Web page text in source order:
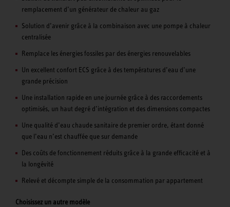
remplacement d’un générateur de chaleur au gaz
Solution d’avenir grâce à la combinaison avec une pompe à chaleur
centralisée
Remplace les énergies fossiles par des énergies renouvelables
Un excellent confort ECS grâce à des températures d’eau d’une
grande précision
Une installation rapide en une journée grâce à des raccordements
optimisés, un haut degré d’intégration et des dimensions compactes
Une qualité d’eau chaude sanitaire de premier ordre, étant donné
que l’eau n’est chauffée que sur demande
Des coûts de fonctionnement réduits grâce à la grande efficacité et à
la longévité
Relevé et décompte simple de la consommation par appartement
Choisissez un autre modèle